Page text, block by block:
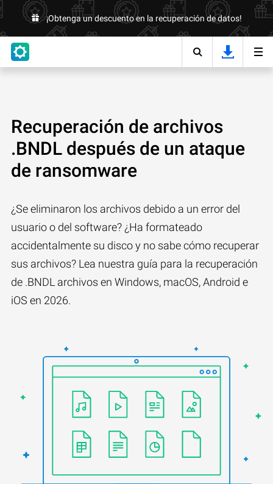
¡Obtenga un descuento en la recuperación de datos!
Recuperación de archivos
.BNDL después de un ataque
de ransomware
¿Se eliminaron los archivos debido a un error del
usuario o del software? ¿Ha formateado
accidentalmente su disco y no sabe cómo recuperar
sus archivos? Lea nuestra guía para la recuperación
de .BNDL archivos en Windows, macOS, Android e
iOS en 2026.